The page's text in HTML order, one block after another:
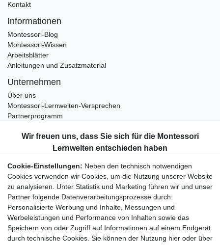
Kontakt
Informationen
Montessori-Blog
Montessori-Wissen
Arbeitsblätter
Anleitungen und Zusatzmaterial
Unternehmen
Über uns
Montessori-Lernwelten-Versprechen
Partnerprogramm
Bestellung widerrufen
Datenschutzerklärung
AGB
Impressum
Aktuelles rund um Montessori-Materialien und
Montessori-Pädagogik.
Kostenfreie wöchentliche Infos
Cookie-Einstellungen: Neben den technisch notwendigen
Cookies verwenden wir Cookies, um die Nutzung unserer Website
zu analysieren. Unter Statistik und Marketing führen wir und unser
Partner folgende Datenverarbeitungsprozesse durch:
Personalisierte Werbung und Inhalte, Messungen und
Werbeleistungen und Performance von Inhalten sowie das
Speichern von oder Zugriff auf Informationen auf einem Endgerät
durch technische Cookies. Sie können der Nutzung hier oder über